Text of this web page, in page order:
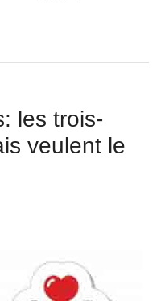
les trois-
veulent le